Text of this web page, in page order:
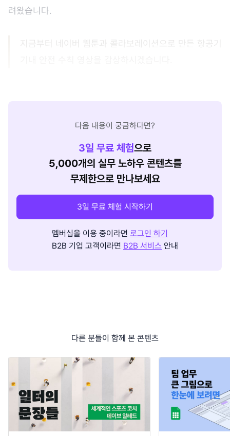
려왔습니다.
지금부터 네이버 웹툰과 콜라보레이션으로 만든 항공기
다음 내용이 궁금하다면?
3일 무료 체험으로
5,000개의 실무 노하우 콘텐츠를
무제한으로 만나보세요
3일 무료 체험 시작하기
멤버십을 이용 중이라면 로그인 하기
B2B 기업 고객이라면 B2B 서비스 안내
다른 분들이 함께 본 콘텐츠